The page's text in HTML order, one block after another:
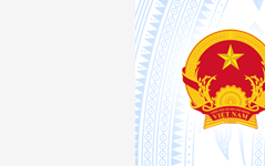
Đã kết nối EMC